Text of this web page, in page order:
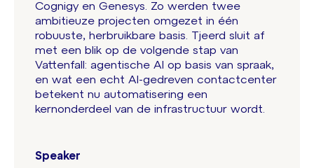
Cognigy en Genesys. Zo werden twee
ambitieuze projecten omgezet in één
robuuste, herbruikbare basis. Tjeerd sluit af
met een blik op de volgende stap van
Vattenfall: agentische AI op basis van spraak,
en wat een echt AI-gedreven contactcenter
betekent nu automatisering een
kernonderdeel van de infrastructuur wordt.
Speaker